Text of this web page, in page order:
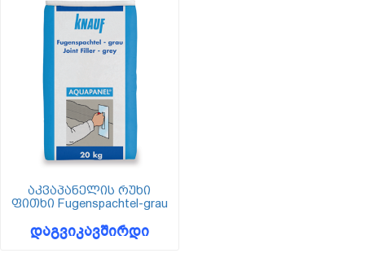
აკვაპანელის რუხი
ფითხი Fugenspachtel-grau
დაგვიკავშირდი